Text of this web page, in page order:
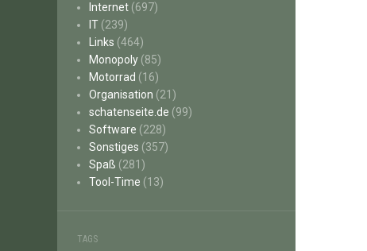
Internet (697)
IT (239)
Links (464)
Monopoly (85)
Motorrad (16)
Organisation (21)
schatenseite.de (99)
Software (228)
Sonstiges (357)
Spaß (281)
Tool-Time (13)
TAGS